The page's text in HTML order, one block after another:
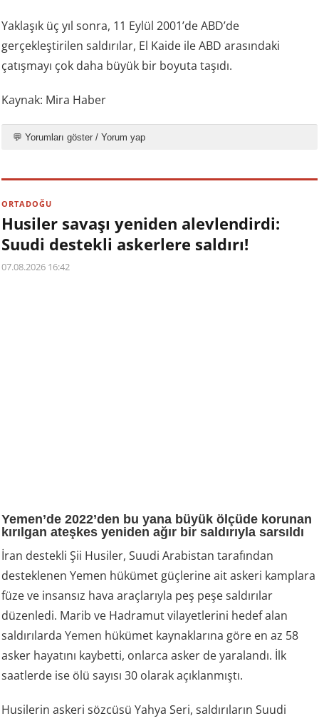
Yaklaşık üç yıl sonra, 11 Eylül 2001’de ABD’de
gerçekleştirilen saldırılar, El Kaide ile ABD arasındaki
çatışmayı çok daha büyük bir boyuta taşıdı.
Kaynak: Mira Haber
💬 Yorumları göster / Yorum yap
ORTADOĞU
Husiler savaşı yeniden alevlendirdi:
Suudi destekli askerlere saldırı!
07.08.2026 16:42
Yemen’de 2022’den bu yana büyük ölçüde korunan
kırılgan ateşkes yeniden ağır bir saldırıyla sarsıldı
İran destekli Şii Husiler, Suudi Arabistan tarafından
desteklenen Yemen hükümet güçlerine ait askeri kamplara
füze ve insansız hava araçlarıyla peş peşe saldırılar
düzenledi. Marib ve Hadramut vilayetlerini hedef alan
saldırılardaYemen hükümet kaynaklarına göre en az 58
asker hayatını kaybetti, onlarca asker de yaralandı. İlk
saatlerde ise ölü sayısı 30 olarak açıklanmıştı.
Husilerin askeri sözcüsü Yahya Seri, saldırıların Suudi